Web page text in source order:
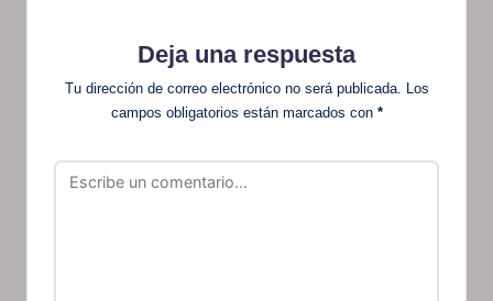
Deja una respuesta
Tu dirección de correo electrónico no será publicada. Los
campos obligatorios están marcados con *